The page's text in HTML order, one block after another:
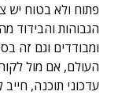
פתוח ולא בטוח יש
הגבוהות והבידוד
ומבודדים וגם זה
העולם, אם מול
עדכוני תוכנה,